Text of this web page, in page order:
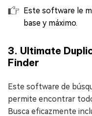
Este software le
base y máximo.
3. Ultimate
Finder
Este software de
permite encontrar
Busca eficazmente